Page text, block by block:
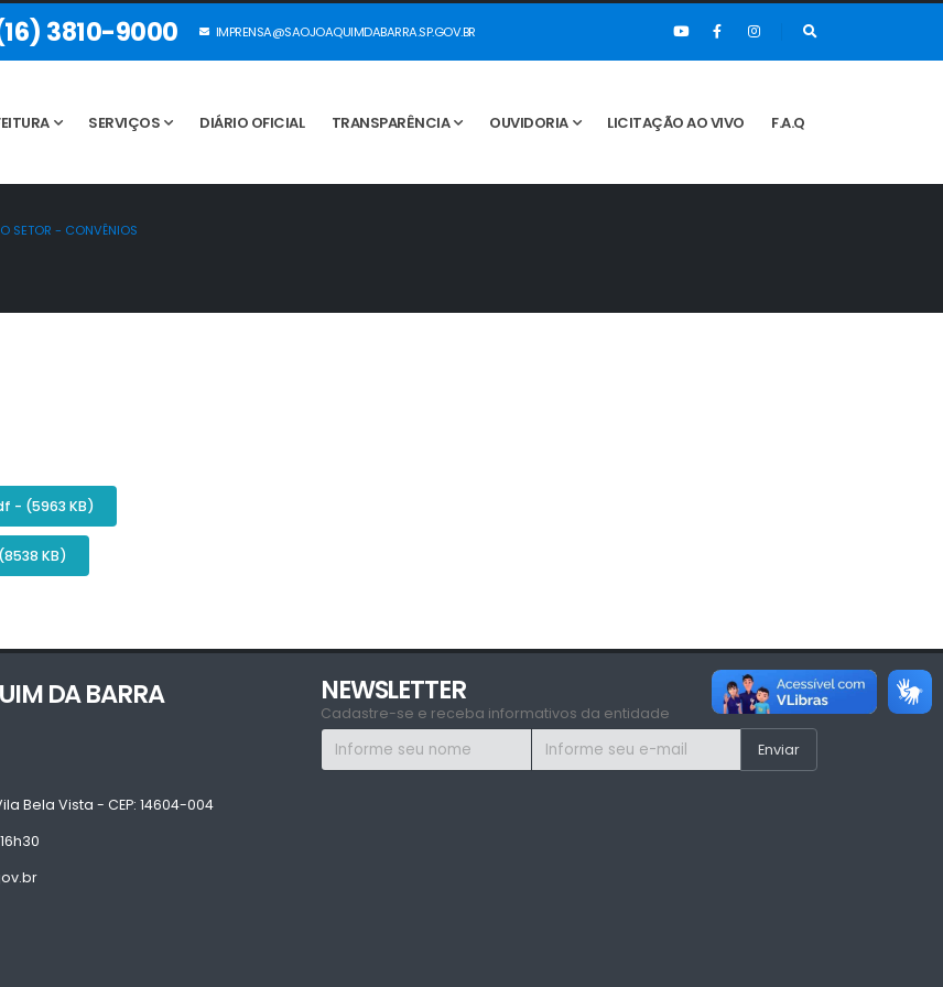
3810-9000 IMPRENSA@SAOJOAQUIMDABARRA.SP.GOV.BR
SERVIÇOS DIÁRIO OFICIAL TRANSPARÊNCIA OUVIDORIA LICITAÇÃO AO VIVO F.A.Q
SETOR - CONVÊNIOS
- (5963 KB)
KB)
DA BARRA
Bela Vista - CEP: 14604-004
NEWSLETTER
Cadastre-se e receba informativos da entidade